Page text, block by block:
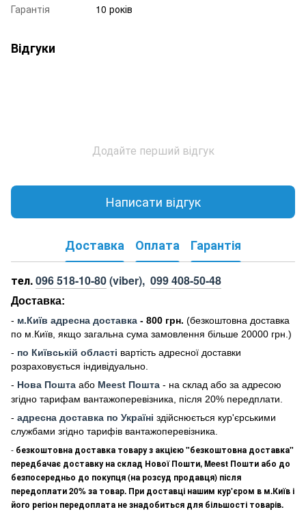
Гарантія
10 років
Відгуки
Додайте перший відгук
Написати відгук
Доставка Оплата Гарантія
тел.096 518-10-80(viber), 099 408-50-48
Доставка:
- м.Київ адресна доставка - 800 грн. (безкоштовна доставка
по м.Київ, якщо загальна сума замовлення більше 20000 грн .)
- по Київській області вартість адресної доставки
розраховується індивідуально.
- Нова Пошта або Meest Пошта - на склад або за адресою
згідно тарифам вантажоперевізника, після 20% передплати.
- адресна доставка по Україні здійснюється кур'єрськими
службами згідно тарифів вантажоперевізника.
- безкоштовна доставка товару з акцією "безкоштовна доставка"
передбачає доставку на склад Нової Пошти, Meest Пошти або до
безпосередньо до покупця (на розсуд продавця) після
передоплати 20% за товар. При доставці нашим кур'єром в м.Київ і
його регіон передоплата не знадобиться для більшості товарів.